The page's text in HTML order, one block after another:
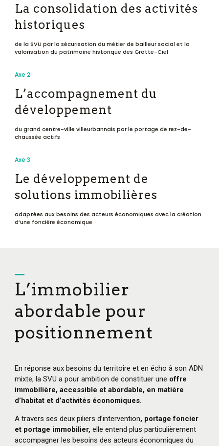
La consolidation des activités
historiques
de la SVU par la sécurisation du métier de bailleur social et la
valorisation du patrimoine historique des Gratte-Ciel
Axe 2
L’accompagnement du
développement
du grand centre-ville villeurbannais par le portage de rez-de-
chaussée actifs
Axe 3
Le développement de
solutions immobilières
adaptées aux besoins des acteurs économiques avec la création
d’une foncière économique
L’immobilier
abordable pour
positionnement
En réponse aux besoins du territoire et en écho à son ADN
mixte, la SVU a pour ambition de constituer une offre
immobilière, accessible et abordable, en matière
d’habitat et d’activités économiques.
A travers ses deux piliers d’intervention, portage foncier
et portage immobilier, elle entend plus particulièrement
accompagner les besoins des acteurs économiques du